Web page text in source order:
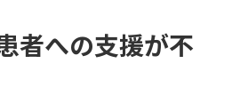
者への支援が不